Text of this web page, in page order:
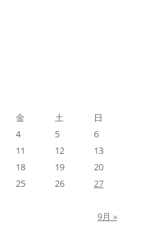
金 土
日
4 5
6
11 12
13
18 19
20
25 26
27
9月 »